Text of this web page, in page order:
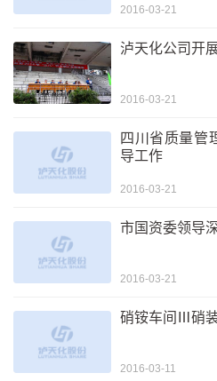
2016-03-21
泸天化公司开
2016-03-21
四川省质量管
导工作
2016-03-21
市国资委领导
2016-03-21
硝铵车间Ⅲ硝
2016-03-11